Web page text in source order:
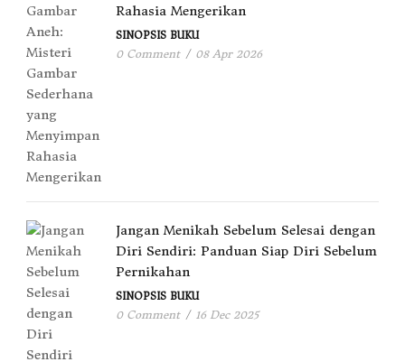
Rahasia Mengerikan
SINOPSIS BUKU
0 Comment / 08 Apr 2026
Jangan Menikah Sebelum Selesai dengan
Diri Sendiri: Panduan Siap Diri Sebelum
Pernikahan
SINOPSIS BUKU
0 Comment / 16 Dec 2025